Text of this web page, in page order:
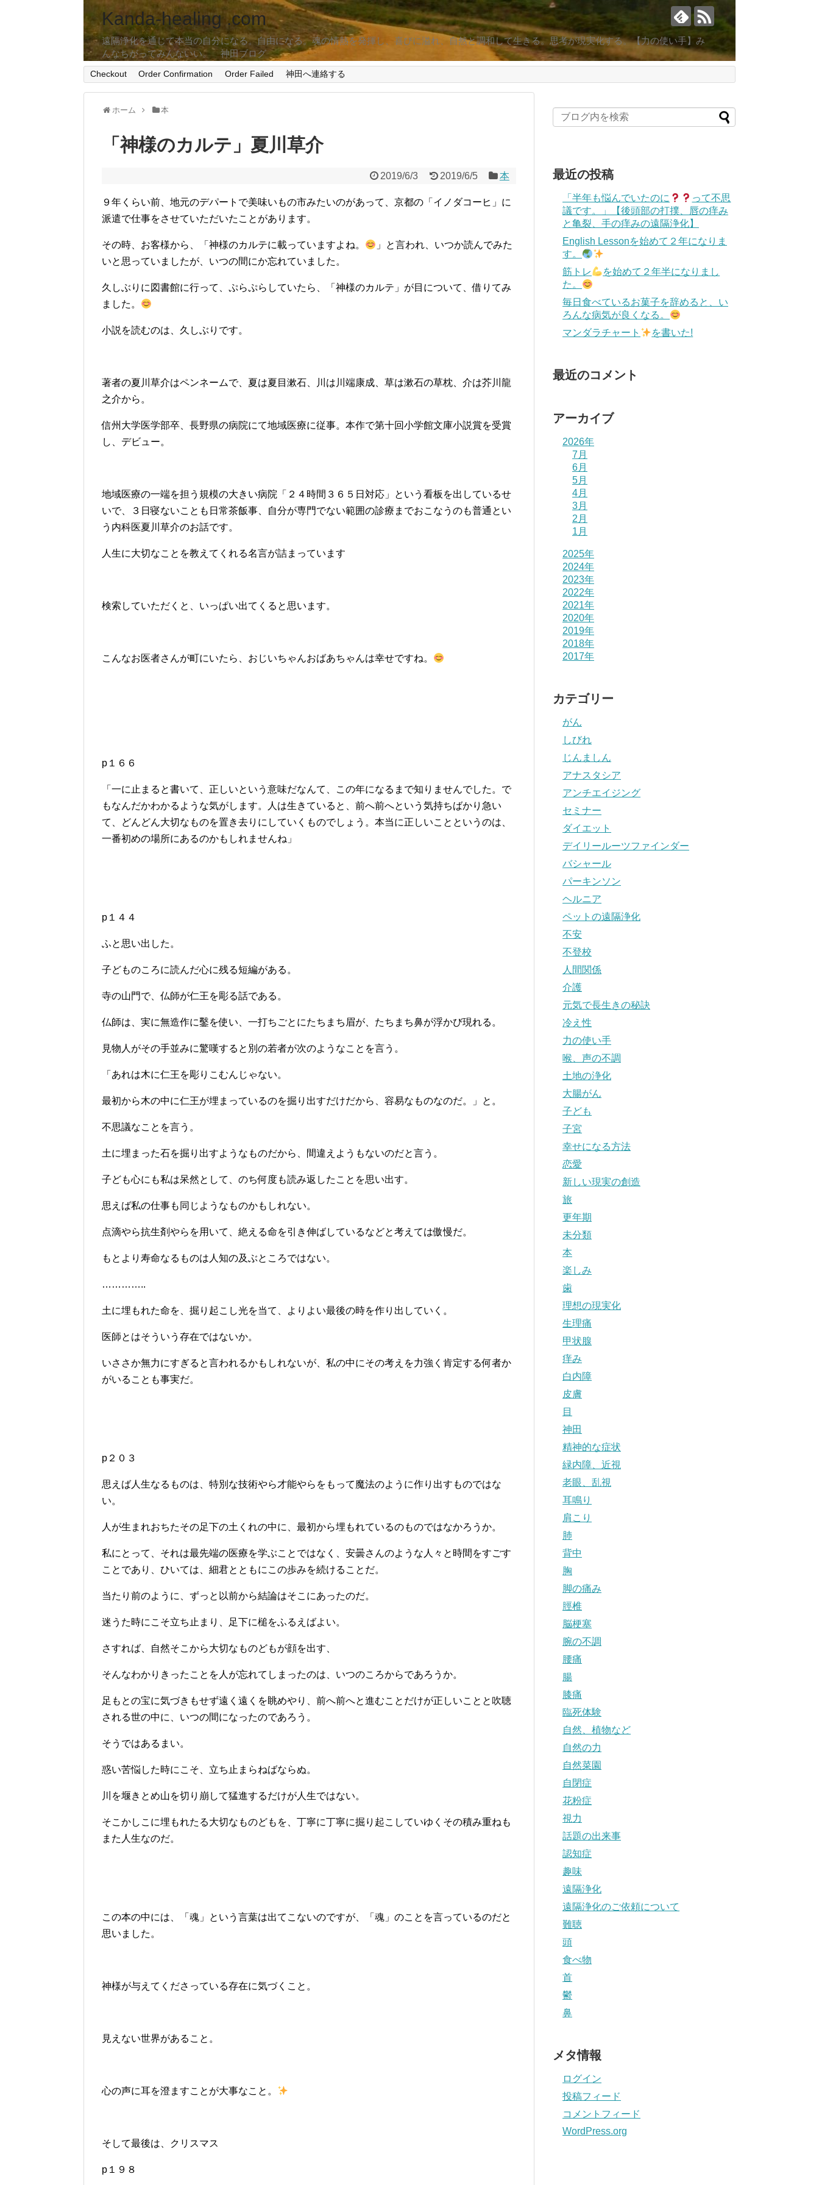
Kanda-healing .com
遠隔浄化を通じて本当の自分になる。自由になる。魂の情熱を発揮し、喜びに溢れ、自然と調和して生きる。思考が現実化する。【力の使い手】み
んなちがってみんないい。 神田ブログ
Checkout Order Confirmation Order Failed 神田へ連絡する
ホーム 本
「神様のカルテ」夏川草介
2019/6/3 2019/6/5 本
９年くらい前、地元のデパートで美味いもの市みたいのがあって、京都の「イノダコーヒ」に
派遣で仕事をさせていただいたことがあります。
その時、お客様から、「神様のカルテに載っていますよね。
」と言われ、いつか読んでみた
いと思っていましたが、いつの間にか忘れていました。
久しぶりに図書館に行って、ぷらぷらしていたら、「神様のカルテ」が目について、借りてみ
ました。
小説を読むのは、久しぶりです。
著者の夏川草介はペンネームで、夏は夏目漱石、川は川端康成、草は漱石の草枕、介は芥川龍
之介から。
信州大学医学部卒、長野県の病院にて地域医療に従事。本作で第十回小学館文庫小説賞を受賞
し、デビュー。
地域医療の一端を担う規模の大きい病院「２４時間３６５日対応」という看板を出しているせ
いで、３日寝ないことも日常茶飯事、自分が専門でない範囲の診療までおこなうのも普通とい
う内科医夏川草介のお話です。
人生に大切なことを教えてくれる名言が詰まっています
検索していただくと、いっぱい出てくると思います。
こんなお医者さんが町にいたら、おじいちゃんおばあちゃんは幸せですね。
p１６６
「一に止まると書いて、正しいという意味だなんて、この年になるまで知りませんでした。で
もなんだかわかるような気がします。人は生きていると、前へ前へという気持ちばかり急い
て、どんどん大切なものを置き去りにしていくものでしょう。本当に正しいことというのは、
一番初めの場所にあるのかもしれませんね」
p１４４
ふと思い出した。
子どものころに読んだ心に残る短編がある。
寺の山門で、仏師が仁王を彫る話である。
仏師は、実に無造作に鑿を使い、一打ちごとにたちまち眉が、たちまち鼻が浮かび現れる。
見物人がその手並みに驚嘆すると別の若者が次のようなことを言う。
「あれは木に仁王を彫りこむんじゃない。
最初から木の中に仁王が埋まっているのを掘り出すだけだから、容易なものなのだ。」と。
不思議なことを言う。
土に埋まった石を掘り出すようなものだから、間違えようもないのだと言う。
子ども心にも私は呆然として、のち何度も読み返したことを思い出す。
思えば私の仕事も同じようなものかもしれない。
点滴やら抗生剤やらを用いて、絶える命を引き伸ばしているなどと考えては傲慢だ。
もとより寿命なるものは人知の及ぶところではない。
…………..
土に埋もれた命を、掘り起こし光を当て、よりよい最後の時を作り出していく。
医師とはそういう存在ではないか。
いささか無力にすぎると言われるかもしれないが、私の中にその考えを力強く肯定する何者か
がいることも事実だ。
p２０３
思えば人生なるものは、特別な技術やら才能やらをもって魔法のように作り出すものではな
い。
人が生まれおちたその足下の土くれの中に、最初から埋もれているのものではなかろうか。
私にとって、それは最先端の医療を学ぶことではなく、安曇さんのような人々と時間をすごす
ことであり、ひいては、細君とともにこの歩みを続けることだ。
当たり前のように、ずっと以前から結論はそこにあったのだ。
迷うた時にこそ立ち止まり、足下に槌をふるえばよい。
さすれば、自然そこから大切なものどもが顔を出す、
そんなわかりきったことを人が忘れてしまったのは、いつのころからであろうか。
足もとの宝に気づきもせず遠く遠くを眺めやり、前へ前へと進むことだけが正しいことと吹聴
される世の中に、いつの間になったのであろう。
そうではあるまい。
惑い苦悩した時にこそ、立ち止まらねばならぬ。
川を堰きとめ山を切り崩して猛進するだけが人生ではない。
そこかしこに埋もれたる大切なものどもを、丁寧に丁寧に掘り起こしていゆくその積み重ねも
また人生なのだ。
この本の中には、「魂」という言葉は出てこないのですが、「魂」のことを言っているのだと
思いました。
神様が与えてくださっている存在に気づくこと。
見えない世界があること。
心の声に耳を澄ますことが大事なこと。
そして最後は、クリスマス
p１９８
最近の投稿
「半年も悩んでいたのに
って不思
議です。」【後頭部の打撲、唇の痒み
と亀裂、手の痒みの遠隔浄化】
English Lessonを始めて２年になりま
す。
筋トレ
を始めて２年半になりまし
た。
毎日食べているお菓子を辞めると、い
ろんな病気が良くなる。
マンダラチャート
を書いた!
最近のコメント
アーカイブ
2026年
7月
6月
5月
4月
3月
2月
1月
2025年
2024年
2023年
2022年
2021年
2020年
2019年
2018年
2017年
カテゴリー
がん
しびれ
じんましん
アナスタシア
アンチエイジング
セミナー
ダイエット
デイリールーツファインダー
バシャール
パーキンソン
ヘルニア
ペットの遠隔浄化
不安
不登校
人間関係
介護
元気で長生きの秘訣
冷え性
力の使い手
喉、声の不調
土地の浄化
大腸がん
子ども
子宮
幸せになる方法
恋愛
新しい現実の創造
旅
更年期
未分類
本
楽しみ
歯
理想の現実化
生理痛
甲状腺
痒み
白内障
皮膚
目
神田
精神的な症状
緑内障、近視
老眼、乱視
耳鳴り
肩こり
肺
背中
胸
脚の痛み
脛椎
脳梗塞
腕の不調
腰痛
腸
膝痛
臨死体験
自然、植物など
自然の力
自然菜園
自閉症
花粉症
視力
話題の出来事
認知症
趣味
遠隔浄化
遠隔浄化のご依頼について
難聴
頭
食べ物
首
鬱
鼻
メタ情報
ログイン
投稿フィード
コメントフィード
WordPress.org